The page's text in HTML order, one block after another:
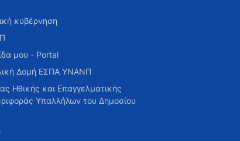
κυβέρνηση
μου - Portal
Δομή ΕΣΠΑ ΥΝΑΝΠ
Ηθικής και Επαγγελματικής
Υπαλλήλων του Δημοσίου